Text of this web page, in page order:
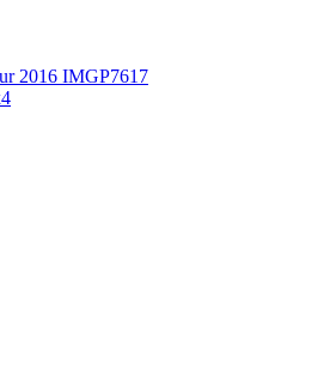
2016 IMGP7617